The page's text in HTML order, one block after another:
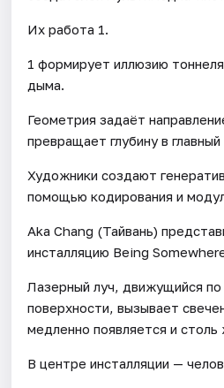
Их работа 1.
1 формирует иллюзию
дыма.
Геометрия задаёт
превращает глубину в
Художники создают
помощью кодирования и
Aka Chang (Тайвань)
инсталляцию Being
Лазерный луч, движущийся
поверхности, вызывает
медленно появляется и
В центре инсталляции —